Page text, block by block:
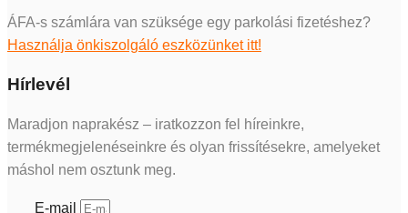
ÁFA-s számlára van szüksége egy parkolási fizetéshez?
Használja önkiszolgáló eszközünket itt!
Hírlevél
Maradjon naprakész – iratkozzon fel híreinkre,
termékmegjelenéseinkre és olyan frissítésekre, amelyeket
máshol nem osztunk meg.
E-mail